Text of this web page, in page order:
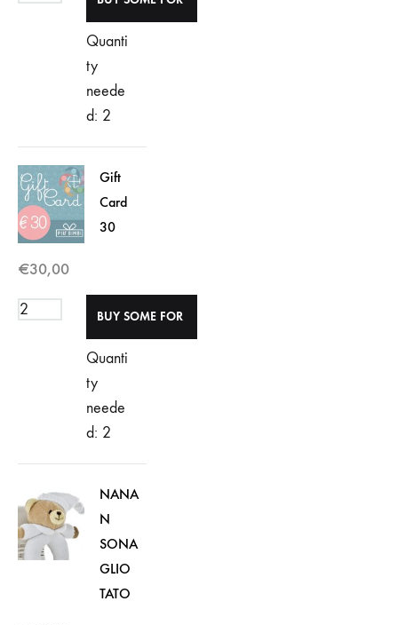
Quanti
ty
neede
d: 2
Gift
Card
30
€30,00
Quanti
ty
neede
d: 2
NANA
N
SONA
GLIO
TATO